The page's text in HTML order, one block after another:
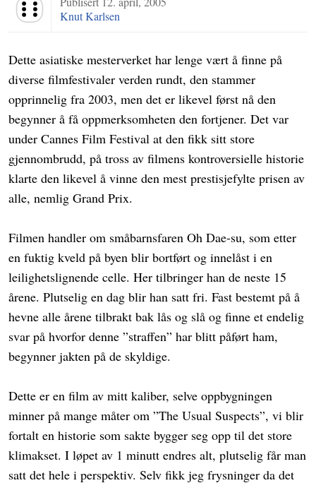
Knut Karlsen
Dette asiatiske mesterverket har lenge vært å finne på
diverse filmfestivaler verden rundt, den stammer
opprinnelig fra 2003, men det er likevel først nå den
begynner å få oppmerksomheten den fortjener. Det var
under Cannes Film Festival at den fikk sitt store
gjennombrudd, på tross av filmens kontroversielle historie
klarte den likevel å vinne den mest prestisjefylte prisen av
alle, nemlig Grand Prix.
Filmen handler om småbarnsfaren Oh Dae-su, som etter
en fuktig kveld på byen blir bortført og innelåst i en
leilighetslignende celle. Her tilbringer han de neste 15
årene. Plutselig en dag blir han satt fri. Fast bestemt på å
hevne alle årene tilbrakt bak lås og slå og finne et endelig
svar på hvorfor denne ”straffen” har blitt påført ham,
begynner jakten på de skyldige.
Dette er en film av mitt kaliber, selve oppbygningen
minner på mange måter om ”The Usual Suspects”, vi blir
fortalt en historie som sakte bygger seg opp til det store
klimakset. I løpet av 1 minutt endres alt, plutselig får man
satt det hele i perspektiv. Selv fikk jeg frysninger da det